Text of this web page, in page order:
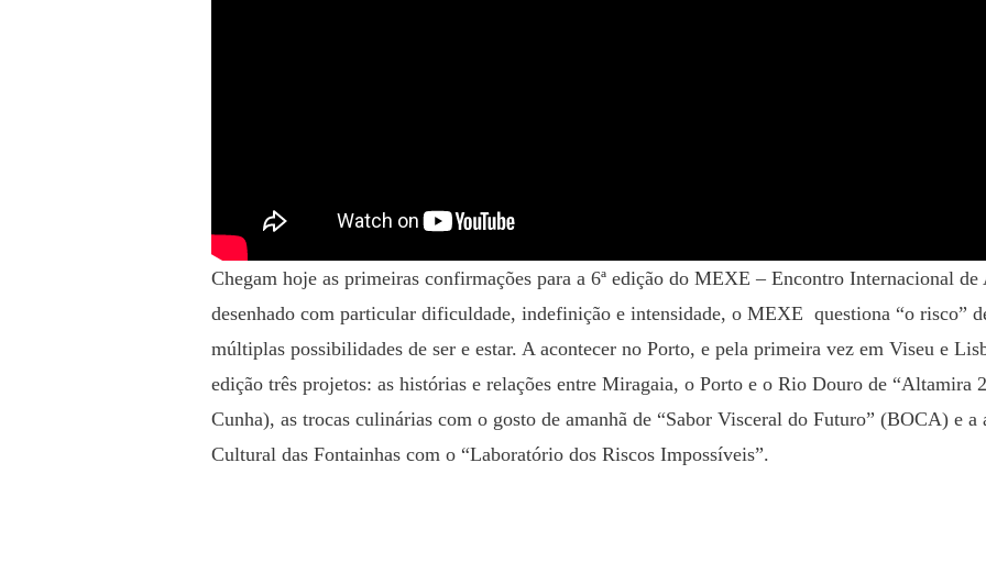
Chegam hoje as primeiras confirmações para a 6ª edição do MEXE – Encontro Internacional
desenhado com particular dificuldade, indefinição e intensidade, o MEXE questiona “o risco”
múltiplas possibilidades de ser e estar. A acontecer no Porto, e pela primeira vez em Viseu e
edição três projetos: as histórias e relações entre Miragaia, o Porto e o Rio Douro de “Altamira
Cunha), as trocas culinárias com o gosto de amanhã de “Sabor Visceral do Futuro” (BOCA) e
Cultural das Fontainhas com o “Laboratório dos Riscos Impossíveis”.